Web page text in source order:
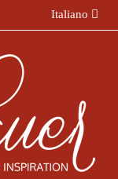
Italiano